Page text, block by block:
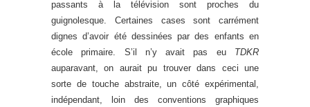
passants à la télévision sont proches du
guignolesque. Certaines cases sont carrément
dignes d’avoir été dessinées par des enfants en
école primaire. S’il n’y avait pas eu TDKR
auparavant, on aurait pu trouver dans ceci une
sorte de touche abstraite, un côté expérimental,
indépendant, loin des conventions graphiques